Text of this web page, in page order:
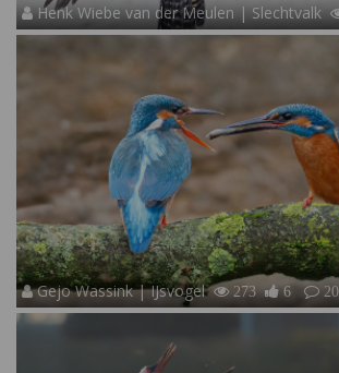
Henk Wiebe van der Meulen | Slechtvalk
Gejo Wassink | IJsvogel 273 6 20